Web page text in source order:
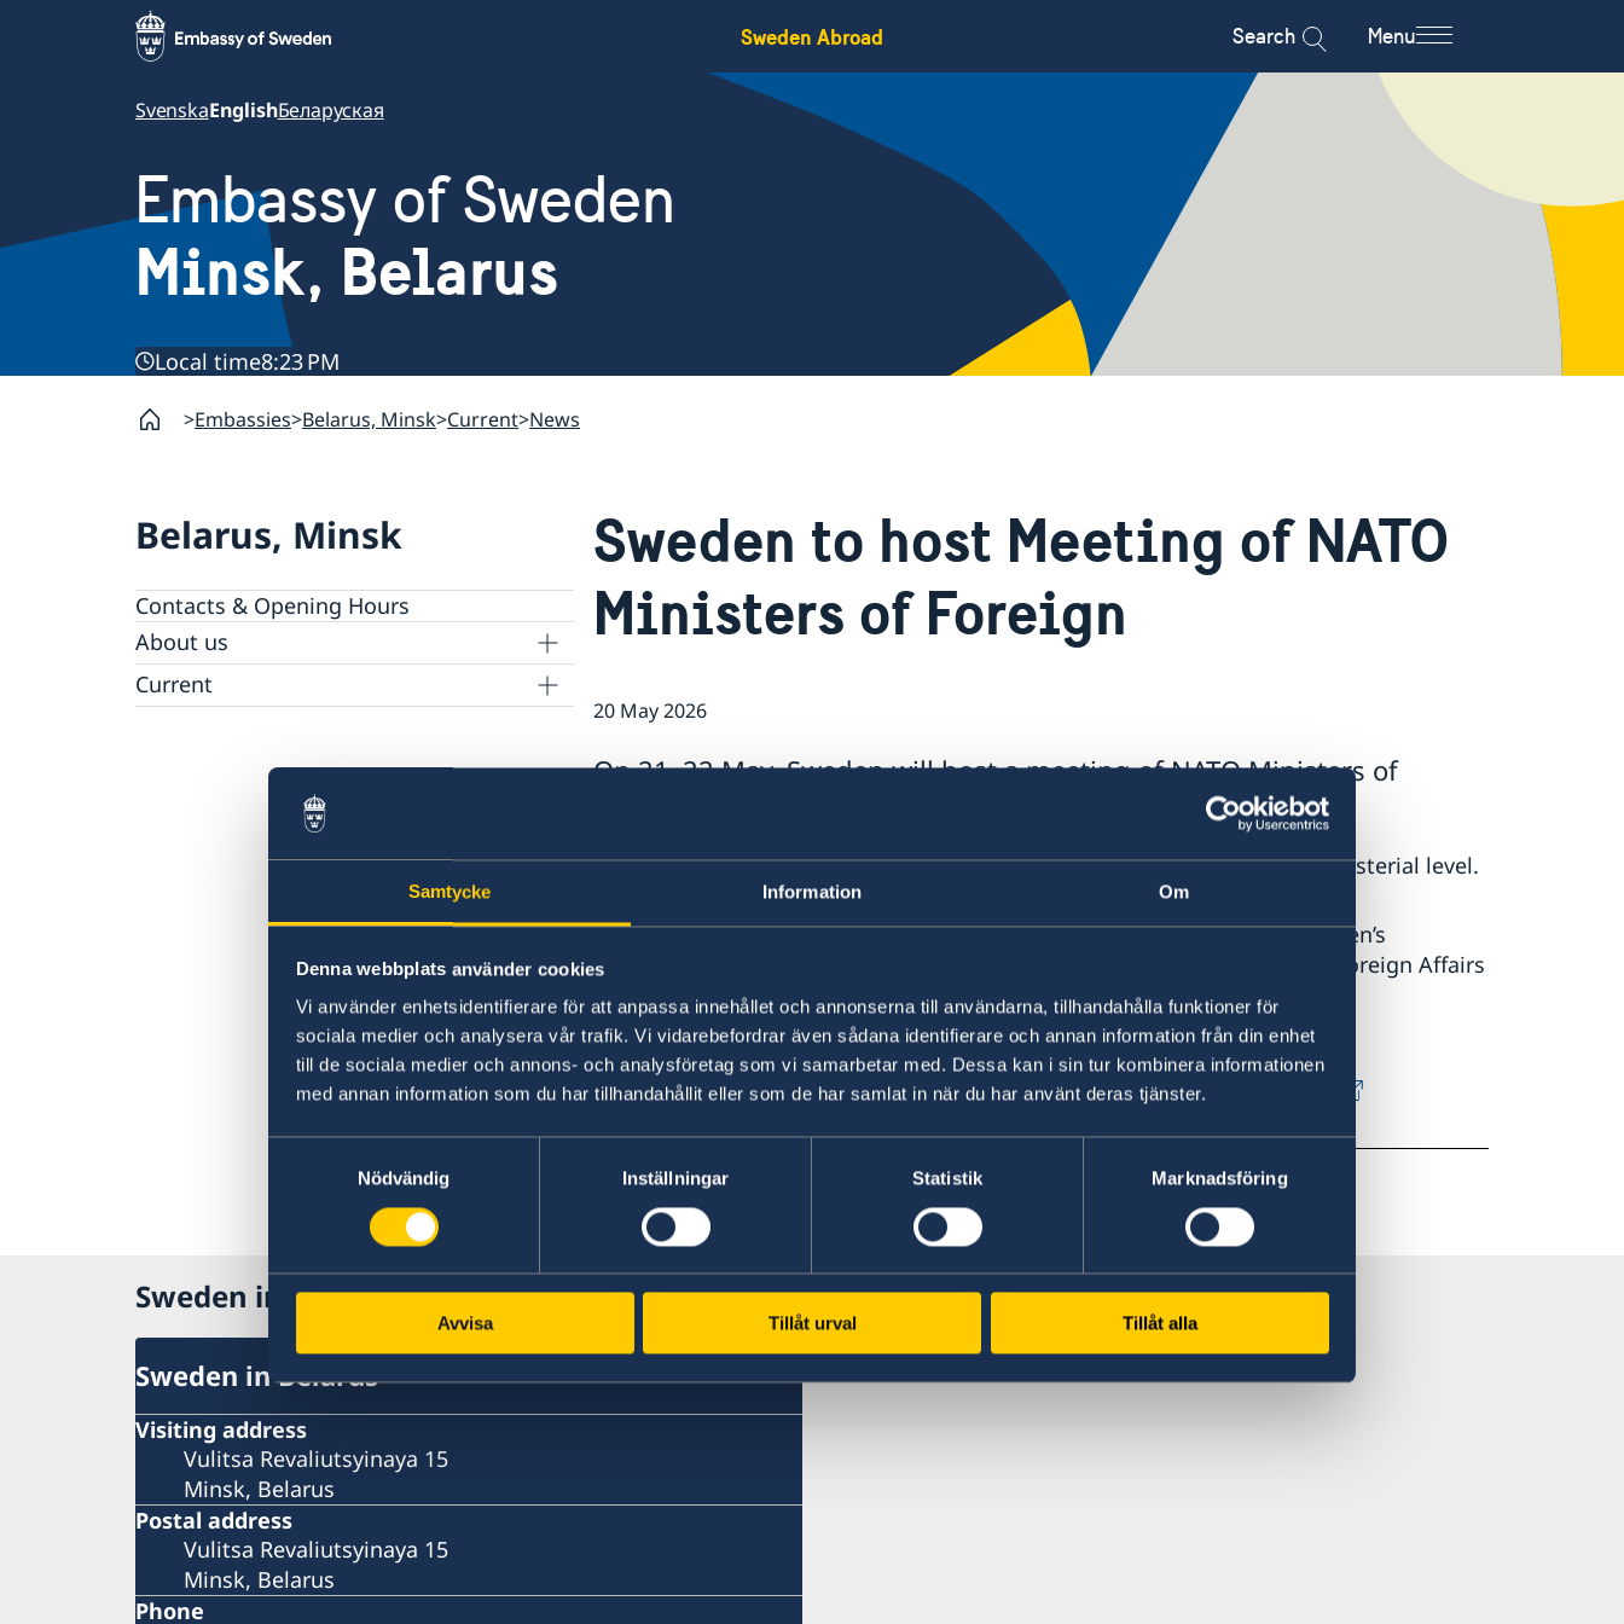
Samtycke Information Om
Denna webbplats använder cookies
Vi använder enhetsidentifierare för att anpassa innehållet och annonserna till användarna, tillhandahålla funktioner för
sociala medier och analysera vår trafik. Vi vidarebefordrar även sådana identifierare och annan information från din enhet
till de sociala medier och annons- och analysföretag som vi samarbetar med. Dessa kan i sin tur kombinera informationen
med annan information som du har tillhandahållit eller som de har samlat in när du har använt deras tjänster.
Nödvändig
Inställningar Statistik Marknadsföring
Avvisa Tillåt urval Tillåt alla
Sweden Abroad Search Menu
SvenskaEnglishБеларуская
Embassy of Sweden
Minsk, Belarus
Local time8:23 PM
Embassies Belarus, Minsk Current News
Belarus, Minsk
Contacts & Opening Hours
About us
Embassy staff
Current
Sweden to host Meeting of NATO
Ministers of Foreign
20 May 2026
On 21–22 May, Sweden will host a meeting of NATO Ministers of
This will be the first time that Sweden has hosted a NATO meeting at ministerial level.
“Hosting a high-level meeting for the Alliance is a demonstration of Sweden’s
ambitions to be an active and constructive NATO Ally,” says Minister for Foreign Affairs
Maria Malmer Stenergard.
For more information please see:
Meeting of NATO Ministers of Foreign Affairs in Sweden - Government.se
Last updated 20 May 2026, 2.14 PM
Sweden in
Sweden in Belarus
Visiting address
Vulitsa Revaliutsyinaya 15
Minsk, Belarus
Postal address
Vulitsa Revaliutsyinaya 15
Minsk, Belarus
Phone